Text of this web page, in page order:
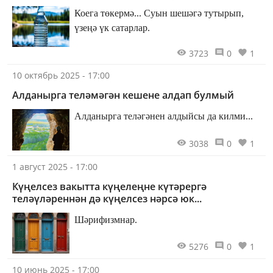
Коега төкермә... Суын шешәгә тутырып,
үзеңә үк сатарлар.
3723 0
1
10 октябрь 2025 - 17:00
Алданырга теләмәгән кешене алдап булмый
Алданырга теләгәнен алдыйсы да килми...
3038 0 1
1 август 2025 - 17:00
Күңелсез вакытта күңелеңне күтәрергә
теләүләреннән дә күңелсез нәрсә юк...
Шәрифизмнар.
5276 0 1
10 июнь 2025 - 17:00